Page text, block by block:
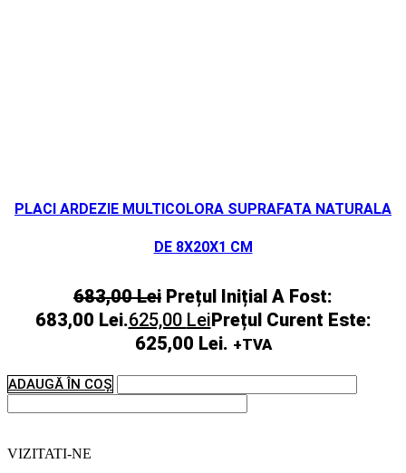
PLACI ARDEZIE MULTICOLORA SUPRAFATA NATURALA
DE 8X20X1 CM
683,00Lei Prețul Inițial A Fost:
683,00 Lei.625,00 LeiPrețul Curent Este:
625,00 Lei. +TVA
ADAUGĂ ÎN COȘ
VIZITATI-NE